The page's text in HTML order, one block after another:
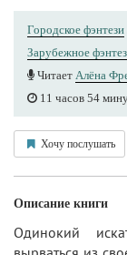
Городское фэнтези
Зарубежное
Читает Алёна
11 часов 54
Хочу послушать
Описание книги
Одинокий